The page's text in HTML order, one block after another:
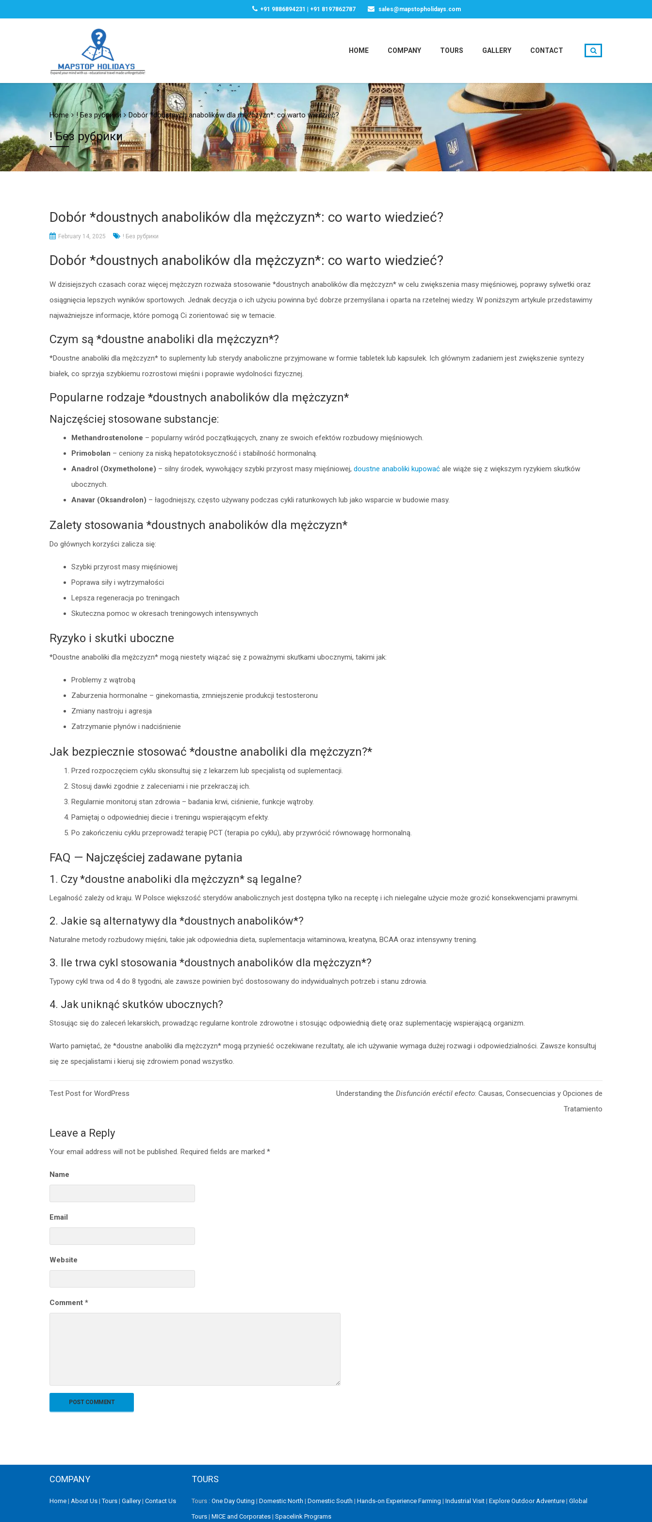
+91 9886894231 | +91 8197862787 sales@mapstopholidays.com
HOME COMPANY TOURS GALLERY CONTACT
Home ! Без рубрики Dobór *doustnych anabolików dla mężczyzn*: co warto wiedzieć?
! Без рубрики
Dobór *doustnych anabolików dla mężczyzn*: co warto wiedzieć?
February 14, 2025 ! Без рубрики
Dobór *doustnych anabolików dla mężczyzn*: co warto wiedzieć?
W dzisiejszych czasach coraz więcej mężczyzn rozważa stosowanie *doustnych anabolików dla mężczyzn* w celu zwiększenia masy mięśniowej, poprawy sylwetki oraz
osiągnięcia lepszych wyników sportowych. Jednak decyzja o ich użyciu powinna być dobrze przemyślana i oparta na rzetelnej wiedzy. W poniższym artykule przedstawimy
najważniejsze informacje, które pomogą Ci zorientować się w temacie.
Czym są *doustne anaboliki dla mężczyzn*?
*Doustne anaboliki dla mężczyzn* to suplementy lub sterydy anaboliczne przyjmowane w formie tabletek lub kapsułek. Ich głównym zadaniem jest zwiększenie syntezy
białek, co sprzyja szybkiemu rozrostowi mięśni i poprawie wydolności fizycznej.
Popularne rodzaje *doustnych anabolików dla mężczyzn*
Najczęściej stosowane substancje:
Methandrostenolone – popularny wśród początkujących, znany ze swoich efektów rozbudowy mięśniowych.
Primobolan – ceniony za niską hepatotoksyczność i stabilność hormonalną.
Anadrol (Oxymetholone) – silny środek, wywołujący szybki przyrost masy mięśniowej, doustne anaboliki kupować ale wiąże się z większym ryzykiem skutków
ubocznych.
Anavar (Oksandrolon) – łagodniejszy, często używany podczas cykli ratunkowych lub jako wsparcie w budowie masy.
Zalety stosowania *doustnych anabolików dla mężczyzn*
Do głównych korzyści zalicza się:
Szybki przyrost masy mięśniowej
Poprawa siły i wytrzymałości
Lepsza regeneracja po treningach
Skuteczna pomoc w okresach treningowych intensywnych
Ryzyko i skutki uboczne
*Doustne anaboliki dla mężczyzn* mogą niestety wiązać się z poważnymi skutkami ubocznymi, takimi jak:
Problemy z wątrobą
Zaburzenia hormonalne – ginekomastia, zmniejszenie produkcji testosteronu
Zmiany nastroju i agresja
Zatrzymanie płynów i nadciśnienie
Jak bezpiecznie stosować *doustne anaboliki dla mężczyzn?*
Przed rozpoczęciem cyklu skonsultuj się z lekarzem lub specjalistą od suplementacji.
Stosuj dawki zgodnie z zaleceniami i nie przekraczaj ich.
Regularnie monitoruj stan zdrowia – badania krwi, ciśnienie, funkcje wątroby.
Pamiętaj o odpowiedniej diecie i treningu wspierającym efekty.
Po zakończeniu cyklu przeprowadź terapię PCT (terapia po cyklu), aby przywrócić równowagę hormonalną.
FAQ — Najczęściej zadawane pytania
1. Czy *doustne anaboliki dla mężczyzn* są legalne?
Legalność zależy od kraju. W Polsce większość sterydów anabolicznych jest dostępna tylko na receptę i ich nielegalne użycie może grozić konsekwencjami prawnymi.
2. Jakie są alternatywy dla *doustnych anabolików*?
Naturalne metody rozbudowy mięśni, takie jak odpowiednia dieta, suplementacja witaminowa, kreatyna, BCAA oraz intensywny trening.
3. Ile trwa cykl stosowania *doustnych anabolików dla mężczyzn*?
Typowy cykl trwa od 4 do 8 tygodni, ale zawsze powinien być dostosowany do indywidualnych potrzeb i stanu zdrowia.
4. Jak uniknąć skutków ubocznych?
Stosując się do zaleceń lekarskich, prowadząc regularne kontrole zdrowotne i stosując odpowiednią dietę oraz suplementację wspierającą organizm.
Warto pamiętać, że *doustne anaboliki dla mężczyzn* mogą przynieść oczekiwane rezultaty, ale ich używanie wymaga dużej rozwagi i odpowiedzialności. Zawsze konsultuj
się ze specjalistami i kieruj się zdrowiem ponad wszystko.
Post
Test Post for WordPress Understanding the Disfunción eréctil efecto: Causas, Consecuencias y Opciones de
Tratamiento
Leave a Reply
Your email address will not be published. Required fields are marked *
Name
Email
Website
Comment *
COMPANY
Home | About Us |Tours | Gallery | Contact Us
TOURS
Tours : One Day Outing | Domestic North | Domestic South | Hands-on Experience Farming | Industrial Visit| Explore Outdoor Adventure| Global
Tours| MICE and Corporates| Spacelink Programs